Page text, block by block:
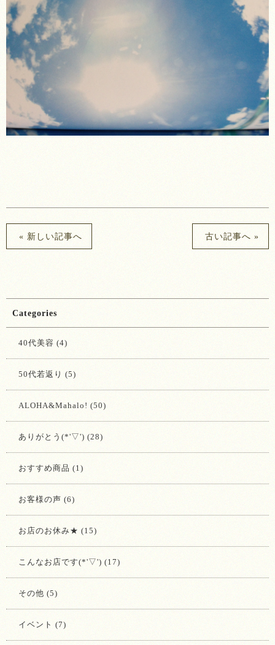
« 新しい記事へ 古い記事へ »
Categories
40代美容 (4)
50代若返り (5)
ALOHA&Mahalo! (50)
ありがとう(*'▽') (28)
おすすめ商品 (1)
お客様の声 (6)
お店のお休み★ (15)
こんなお店です(*'▽') (17)
その他 (5)
イベント (7)